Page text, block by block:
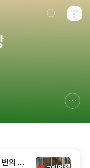
의 총